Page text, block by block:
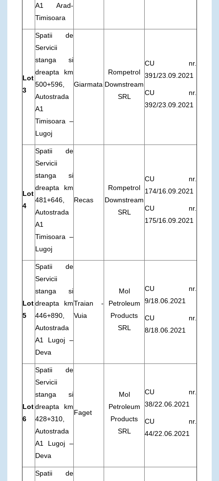
A1 Arad-
Timisoara
Lot
3
Spatii de
Servicii
stanga si
dreapta km
500+596,
Autostrada
A1
Timisoara –
Lugoj
Giarmata
Rompetrol
Downstream
SRL
CU nr.
391/23.09.2021
CU nr.
392/23.09.2021
Lot
4
Spatii de
Servicii
stanga si
dreapta km
481+646,
Autostrada
A1
Timisoara –
Lugoj
Recas
Rompetrol
Downstream
SRL
CU nr.
174/16.09.2021
CU nr.
175/16.09.2021
Lot
5
Spatii de
Servicii
stanga si
dreapta km
446+890,
Autostrada
A1 Lugoj –
Deva
Traian -
Vuia
Mol
Petroleum
Products
SRL
CU nr.
9/18.06.2021
CU nr.
8/18.06.2021
Lot
6
Spatii de
Servicii
stanga si
dreapta km
428+310,
Autostrada
A1 Lugoj –
Deva
Faget
Mol
Petroleum
Products
SRL
CU nr.
38/22.06.2021
CU nr.
44/22.06.2021
Spatii de